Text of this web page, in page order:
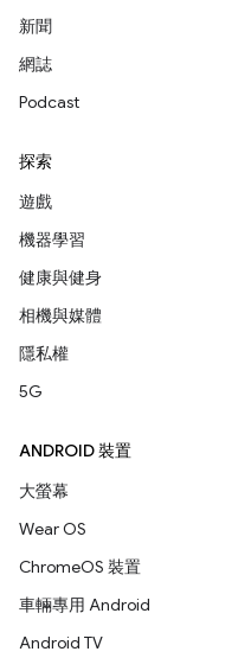
新聞
網誌
Podcast
探索
遊戲
機器學習
健康與健身
相機與媒體
隱私權
5G
ANDROID 裝置
大螢幕
Wear OS
ChromeOS 裝置
車輛專用 Android
Android TV